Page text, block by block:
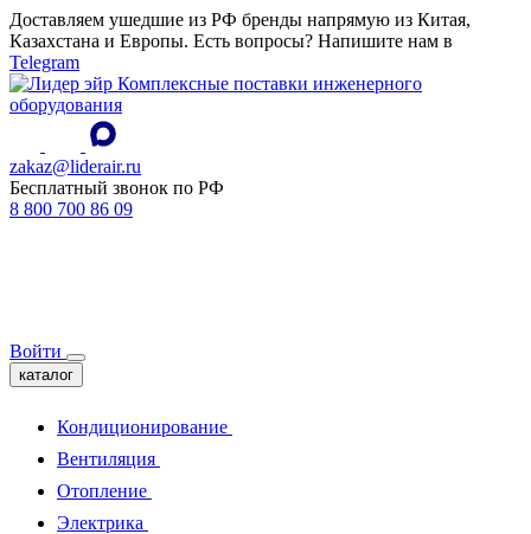
Доставляем ушедшие из РФ бренды напрямую из Китая,
Казахстана и Европы. Есть вопросы? Напишите нам в
Telegram
Комплексные поставки инженерного
оборудования
zakaz@liderair.ru
Бесплатный звонок по РФ
8 800 700 86 09
Войти
каталог
Кондиционирование
Вентиляция
Отопление
Электрика